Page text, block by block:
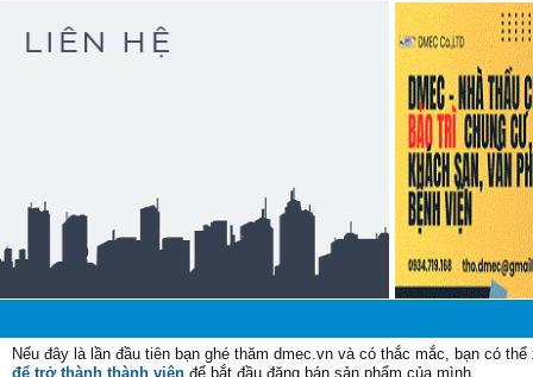
Nếu đây là lần đầu tiên bạn ghé thăm dmec.vn và có thắc mắc, bạn có
để trở thành thành viên để bắt đầu đăng bán sản phẩm của mình.